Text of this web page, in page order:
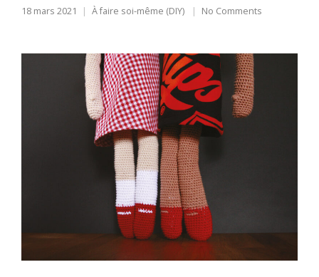
18 mars 2021 À faire soi-même (DIY) No Comments